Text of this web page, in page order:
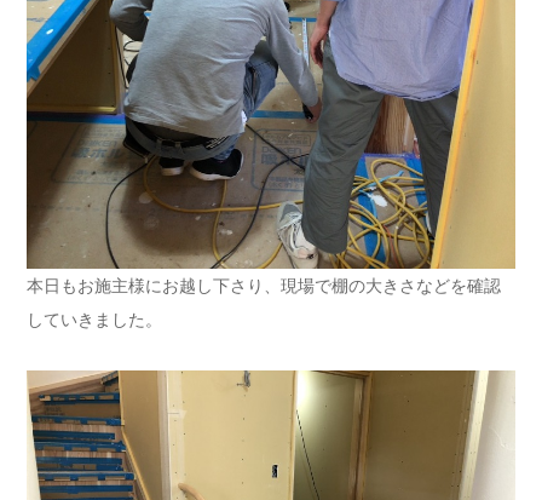
本日もお施主様にお越し下さり、現場で棚の大きさなどを確認
していきました。